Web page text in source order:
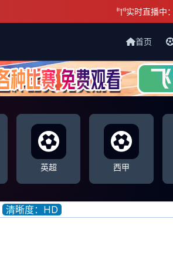
实时直播中
首页
英超 西甲
清晰度：HD